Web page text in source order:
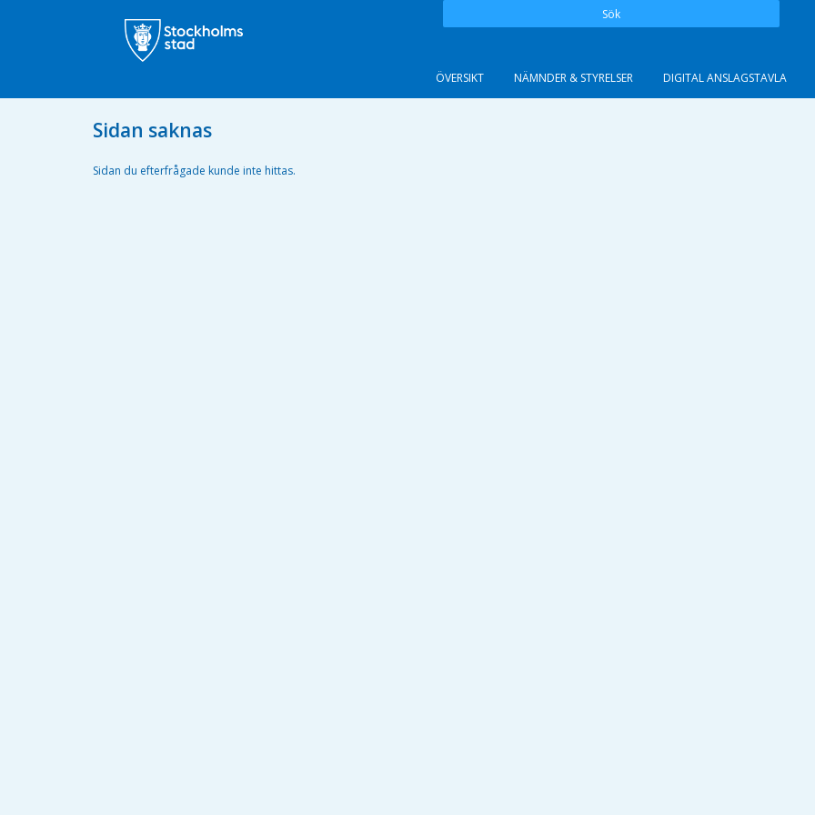
Sök
ÖVERSIKT NÄMNDER & STYRELSER DIGITAL ANSLAGSTAVLA
Sidan saknas
Sidan du efterfrågade kunde inte hittas.